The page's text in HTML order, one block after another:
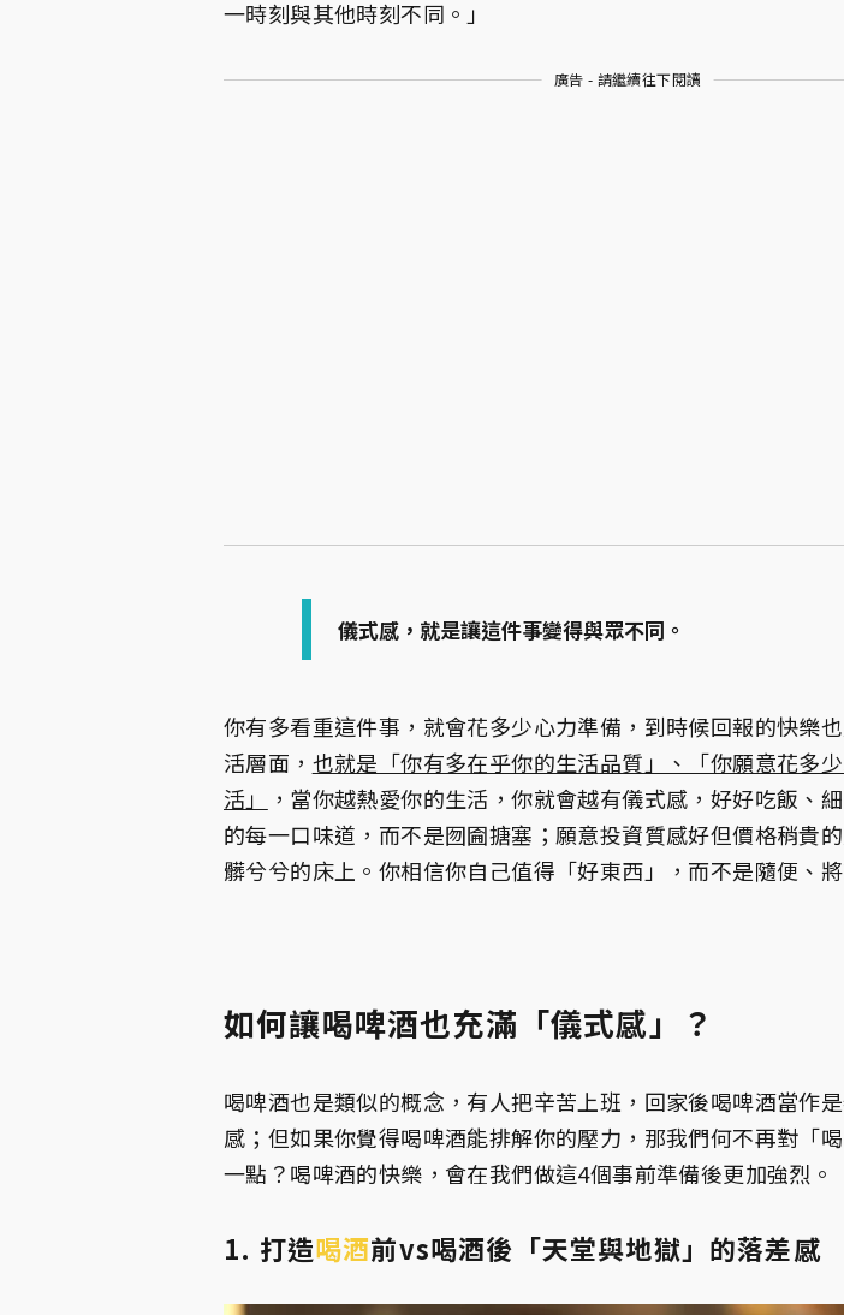
一時刻與其他時刻不同。」
廣告 - 請繼續往下閱讀
儀式感，就是讓這件事變得與眾不同。
你有多看重這件事，就會花多少心力準備，到時候回報的快樂
活層面， 也就是「你有多在乎你的生活品質」、「你願意花多
活」
，當你越熱愛你的生活，你就會越有儀式感，好好吃飯、
的每一口味道，而不是囫圇搪塞；願意投資質感好但價格稍貴
髒兮兮的床上。你相信你自己值得「好東西」，而不是隨便、將
如何讓喝啤酒也充滿「儀式感」？
喝啤酒也是類似的概念，有人把辛苦上班，回家後喝啤酒當作
感；但如果你覺得喝啤酒能排解你的壓力，那我們何不再對「
一點？喝啤酒的快樂，會在我們做這4個事前準備後更加強烈。
1. 打造喝酒前vs喝酒後「天堂與地獄」的落差感